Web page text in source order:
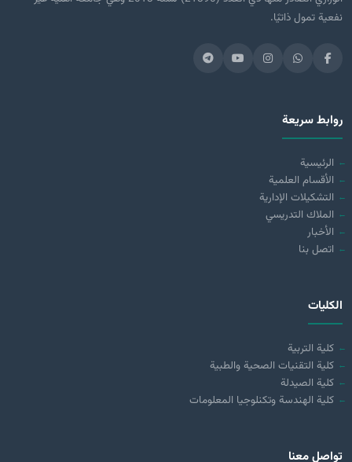
نفعية تمول ذاتيًا.
روابط سريعة
الرئيسية
الأقسام العلمية
التشكيلات الإدارية
الملاك التدريسي
الأخبار
اتصل بنا
الكليات
كلية التربية
كلية التقنيات الصحية والطبية
كلية الصيدلة
كلية الهندسة وتكنلوجيا المعلومات
تواصل معنا